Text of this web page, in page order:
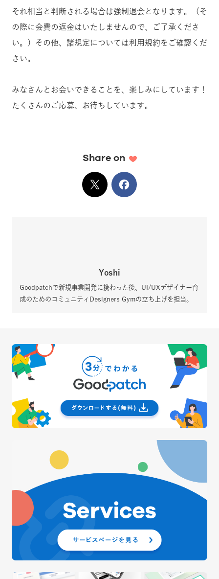
それ相当と判断される場合は強制退会となります。（そ
の際に会費の返金はいたしませんので、ご了承くださ
い。）その他、諸規定については利用規約をご確認くだ
さい。
みなさんとお会いできることを、楽しみにしています！
たくさんのご応募、お待ちしています。
Share on
XでシェアFacebook
Yoshi
Goodpatchで新規事業開発に携わった後、UI/UXデザイナー育
成のためのコミュニティDesigners Gymの立ち上げを担当。